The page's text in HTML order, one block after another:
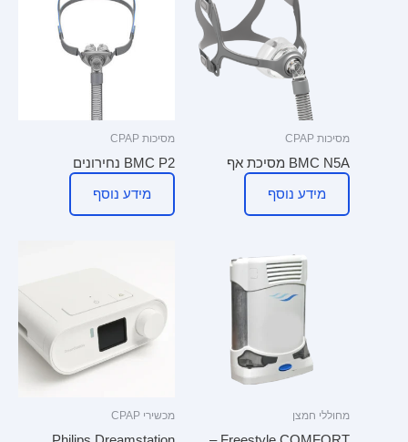
מסיכות CPAP
BMC N5A מסיכת אף
מידע נוסף
מסיכות CPAP
BMC P2 נחירונים
מידע נוסף
מחוללי חמצן מכשירי CPAP